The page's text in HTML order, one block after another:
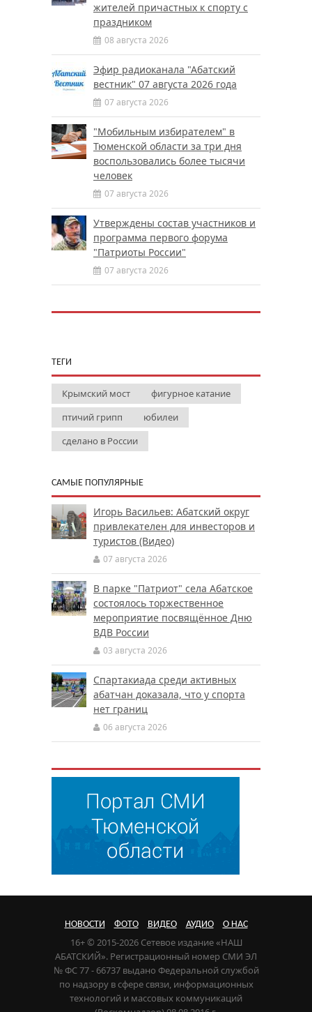
жителей причастных к спорту с
праздником
08 августа 2026
Эфир радиоканала "Абатский
вестник" 07 августа 2026 года
07 августа 2026
"Мобильным избирателем" в
Тюменской области за три дня
воспользовались более тысячи
человек
07 августа 2026
Утверждены состав участников и
программа первого форума
"Патриоты России"
07 августа 2026
ТЕГИ
Крымский мост
фигурное катание
птичий грипп
юбилеи
сделано в России
САМЫЕ ПОПУЛЯРНЫЕ
Игорь Васильев: Абатский округ
привлекателен для инвесторов и
туристов (Видео)
07 августа 2026
В парке "Патриот" села Абатское
состоялось торжественное
мероприятие посвящённое Дню
ВДВ России
03 августа 2026
Спартакиада среди активных
абатчан доказала, что у спорта
нет границ
06 августа 2026
НОВОСТИ ФОТО ВИДЕО АУДИО О НАС
16+ © 2015-2026 Сетевое издание «НАШ
АБАТСКИЙ». Регистрационный номер СМИ ЭЛ
№ ФС 77 - 66737 выдано Федеральной службой
по надзору в сфере связи, информационных
технологий и массовых коммуникаций